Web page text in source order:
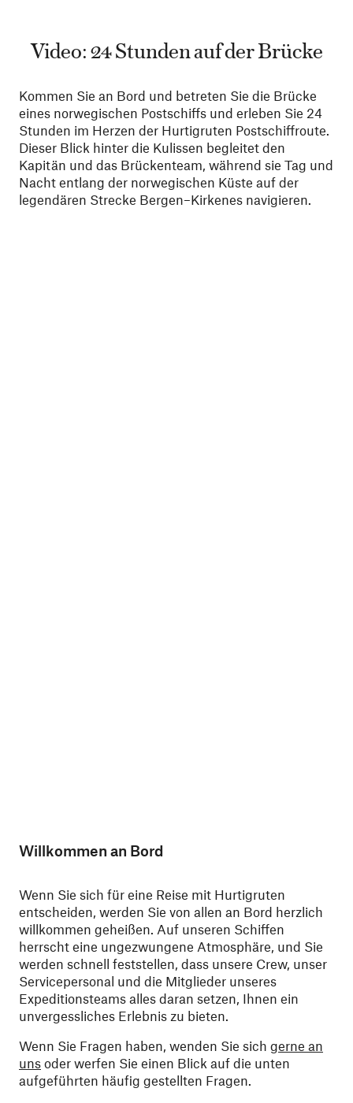
Video: 24 Stunden auf der Brücke
Kommen Sie an Bord und betreten Sie die Brücke
eines norwegischen Postschiffs und erleben Sie 24
Stunden im Herzen der Hurtigruten Postschiffroute.
Dieser Blick hinter die Kulissen begleitet den
Kapitän und das Brückenteam, während sie Tag und
Nacht entlang der norwegischen Küste auf der
legendären Strecke Bergen–Kirkenes navigieren.
Willkommen an Bord
Wenn Sie sich für eine Reise mit Hurtigruten
entscheiden, werden Sie von allen an Bord herzlich
willkommen geheißen. Auf unseren Schiffen
herrscht eine ungezwungene Atmosphäre, und Sie
werden schnell feststellen, dass unsere Crew, unser
Servicepersonal und die Mitglieder unseres
Expeditionsteams alles daran setzen, Ihnen ein
unvergessliches Erlebnis zu bieten.
Wenn Sie Fragen haben, wenden Sie sich gerne an
uns oder werfen Sie einen Blick auf die unten
aufgeführten häufig gestellten Fragen.